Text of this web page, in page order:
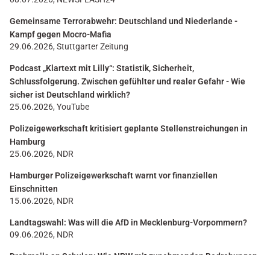
Gemeinsame Terrorabwehr: Deutschland und Niederlande -
Kampf gegen Mocro-Mafia
29.06.2026, Stuttgarter Zeitung
Podcast „Klartext mit Lilly“: Statistik, Sicherheit,
Schlussfolgerung. Zwischen gefühlter und realer Gefahr - Wie
sicher ist Deutschland wirklich?
25.06.2026, YouTube
Polizeigewerkschaft kritisiert geplante Stellenstreichungen in
Hamburg
25.06.2026, NDR
Hamburger Polizeigewerkschaft warnt vor finanziellen
Einschnitten
15.06.2026, NDR
Landtagswahl: Was will die AfD in Mecklenburg-Vorpommern?
09.06.2026, NDR